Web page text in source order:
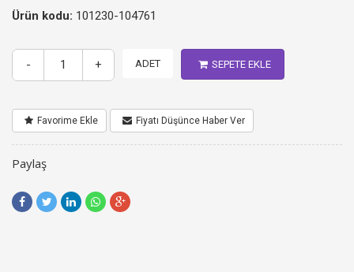
Ürün kodu: 101230-104761
- + ADET SEPETE EKLE
Favorime Ekle Fiyatı Düşünce Haber Ver
Paylaş